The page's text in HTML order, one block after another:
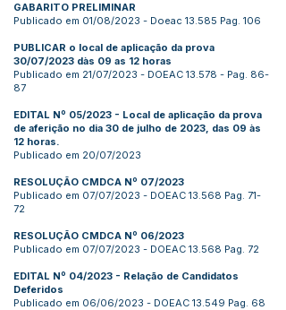
GABARITO PRELIMINAR
Publicado em 01/08/2023 - Doeac 13.585 Pag. 106
PUBLICAR o local de aplicação da prova
30/07/2023 dàs 09 as 12 horas
Publicado em 21/07/2023 - DOEAC 13.578 - Pag. 86-
87
EDITAL Nº 05/2023 - Local de aplicação da prova
de aferição no dia 30 de julho de 2023, das 09 às
12 horas.
Publicado em 20/07/2023
RESOLUÇÃO CMDCA Nº 07/2023
Publicado em 07/07/2023 - DOEAC 13.568 Pag. 71-
72
RESOLUÇÃO CMDCA Nº 06/2023
Publicado em 07/07/2023 - DOEAC 13.568 Pag. 72
EDITAL Nº 04/2023 - Relação de Candidatos
Deferidos
Publicado em 06/06/2023 - DOEAC 13.549 Pag. 68